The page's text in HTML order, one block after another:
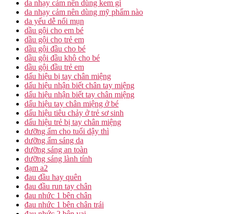
da nhạy cảm nên dùng kem gì
da nhạy cảm nên dùng mỹ phẩm nào
da yếu dễ nổi mụn
dầu gội cho em bé
dầu gội cho trẻ em
dầu gội đầu cho bé
dầu gội đầu khô cho bé
dầu gội đầu trẻ em
dấu hiệu bị tay chân miệng
dấu hiệu nhận biết chân tay miệng
dấu hiệu nhận biết tay chân miệng
dấu hiệu tay chân miệng ở bé
dấu hiệu tiêu chảy ở trẻ sơ sinh
dấu hiệu trẻ bị tay chân miệng
dưỡng ẩm cho tuổi dậy thì
dưỡng ẩm sáng da
dưỡng sáng an toàn
dưỡng sáng lành tính
đạm a2
đau đầu hay quên
đau đầu run tay chân
đau nhức 1 bên chân
đau nhức 1 bên chân trái